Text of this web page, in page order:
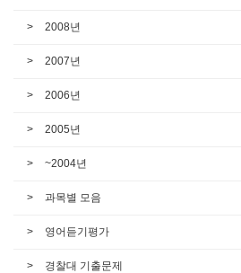
2008년
2007년
2006년
2005년
~2004년
과목별 모음
영어듣기평가
경찰대 기출문제